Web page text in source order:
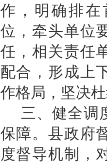
作，明确排
位，牵头单位
任，相关责任
配合，形成上
作格局，坚决
三、健全调
保障。 县政府
度督导机制，